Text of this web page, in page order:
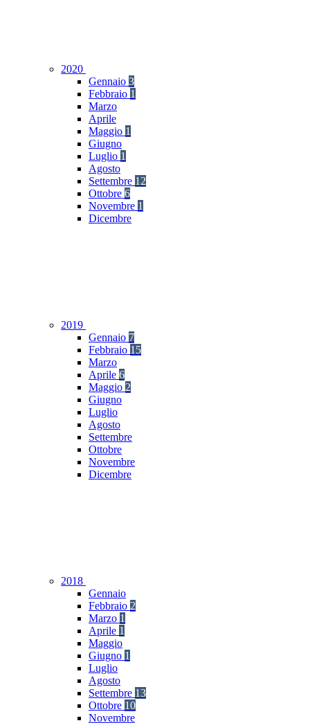
2020
Gennaio 3
Febbraio 1
Marzo
Aprile
Maggio 1
Giugno
Luglio 1
Agosto
Settembre 12
Ottobre 6
Novembre 1
Dicembre
2019
Gennaio 7
Febbraio 15
Marzo
Aprile 6
Maggio 2
Giugno
Luglio
Agosto
Settembre
Ottobre
Novembre
Dicembre
2018
Gennaio
Febbraio 2
Marzo 1
Aprile 1
Maggio
Giugno 1
Luglio
Agosto
Settembre 13
Ottobre 10
Novembre